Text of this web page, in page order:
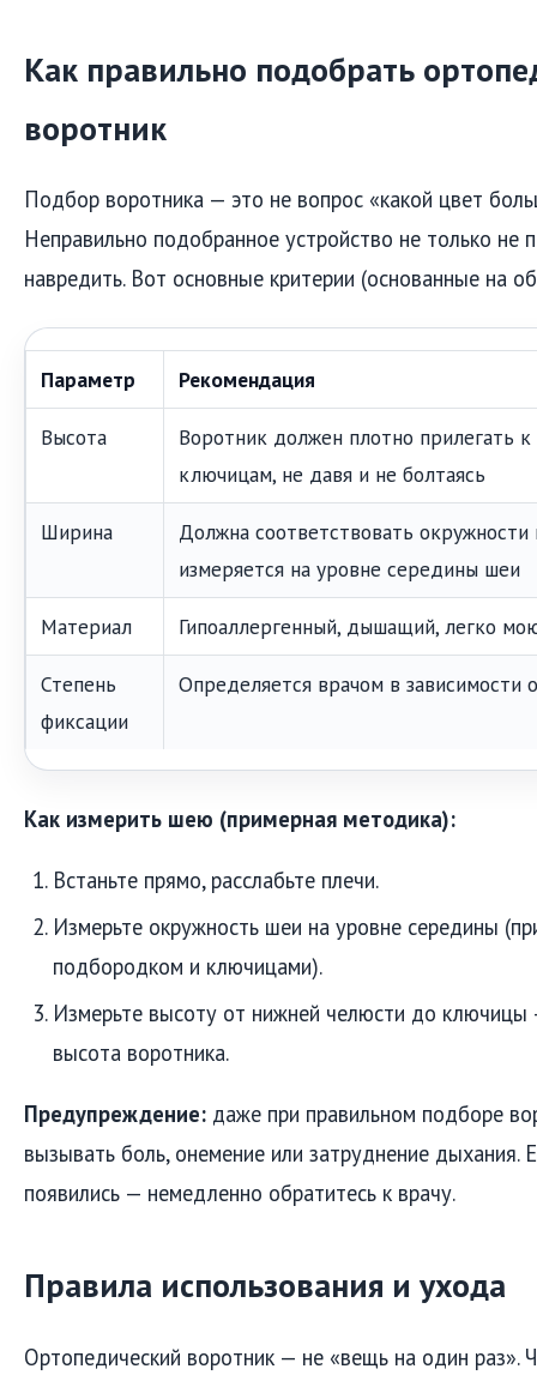
Как правильно подобрать
воротник
Подбор воротника — это не вопрос «какой цвет
Неправильно подобранное устройство не только
навредить. Вот основные критерии (основанные на
Параметр Рекомендация
Высота
Воротник должен плотно прилегать
ключицам, не давя и не болтаясь
Ширина
Должна соответствовать
измеряется на уровне середины шеи
Материал Гипоаллергенный, дышащий, легко
Степень
фиксации
Определяется врачом в зависимости
Как измерить шею (примерная методика):
Встаньте прямо, расслабьте плечи.
Измерьте окружность шеи на уровне середины
подбородком и ключицами).
Измерьте высоту от нижней челюсти до
высота воротника.
Предупреждение: даже при правильном подборе
вызывать боль, онемение или затруднение дыхания.
появились — немедленно обратитесь к врачу.
Правила использования и ухода
Ортопедический воротник — не «вещь на один раз».